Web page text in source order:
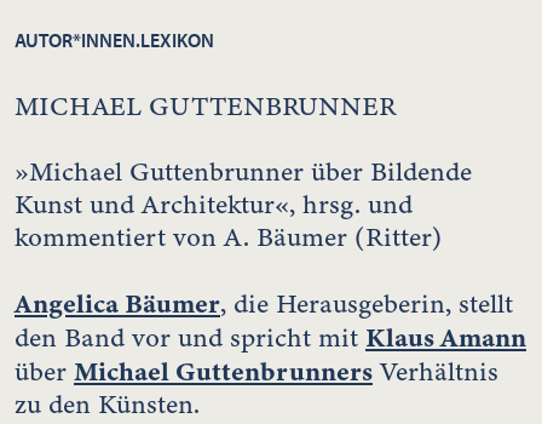
AUTOR*INNEN.LEXIKON
MICHAEL GUTTENBRUNNER
»Michael Guttenbrunner über Bildende
Kunst und Architektur«, hrsg. und
kommentiert von A. Bäumer (Ritter)
Angelica Bäumer, die Herausgeberin, stellt
den Band vor und spricht mit Klaus Amann
über Michael GuttenbrunnersVerhältnis
zu den Künsten.